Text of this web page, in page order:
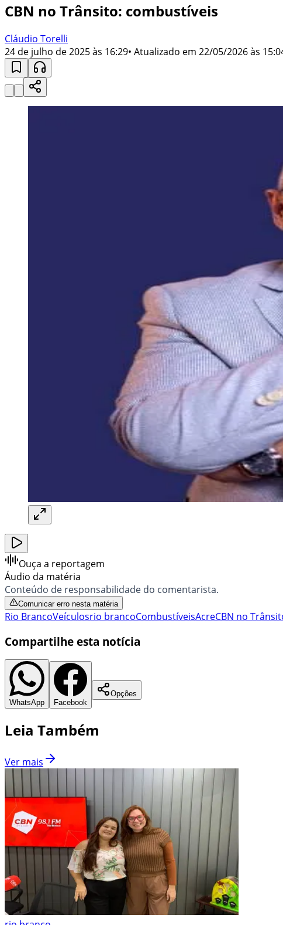
CBN no Trânsito: combustíveis
Cláudio Torelli
24 de julho de 2025 às 16:29• Atualizado em 22/05/2026 às
Ouça a reportagem
Áudio da matéria
Conteúdo de responsabilidade do comentarista.
Comunicar erro nesta matéria
Rio BrancoVeículosrio brancoCombustíveisAcreCBN no
Compartilhe esta notícia
WhatsApp Facebook
Opções
Leia Também
Ver mais